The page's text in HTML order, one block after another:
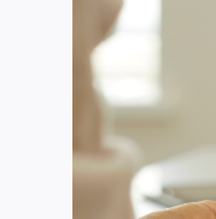
Empresas
Colunas